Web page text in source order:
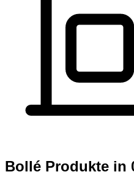
Bollé Produkte in